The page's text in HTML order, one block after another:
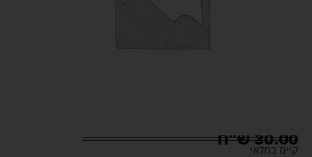
30.00ש"ח
קיים במלאי